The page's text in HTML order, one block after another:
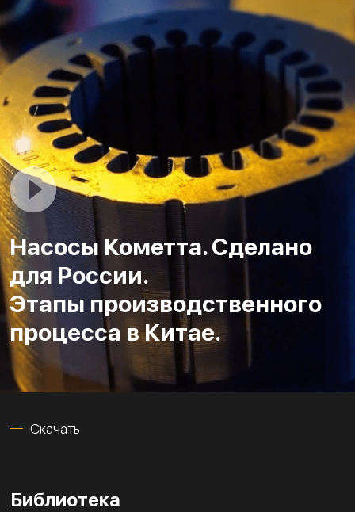
Насосы Кометта. Сделано
для России.
Этапы производственного
процесса в Китае.
Скачать
Библиотека